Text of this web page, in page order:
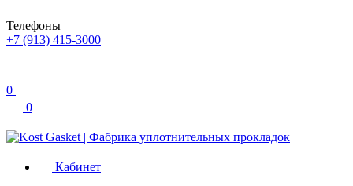
Телефоны
+7 (913) 415-3000
0
0
Кабинет